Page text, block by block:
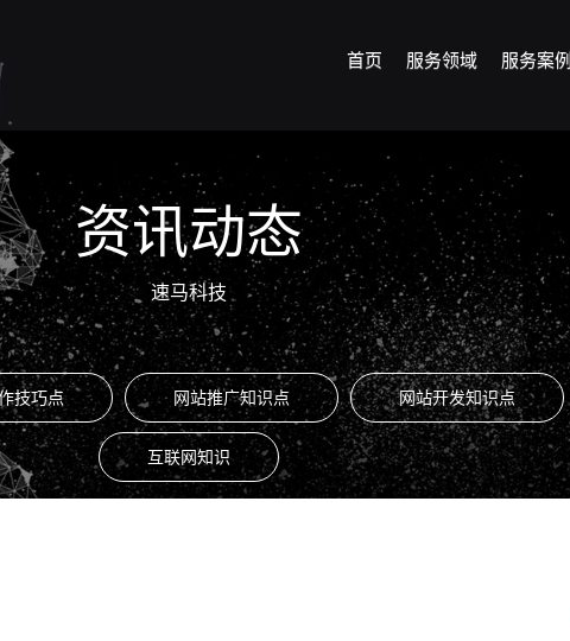
首页 服务领域 服务案例
资讯动态
速马科技
技巧点 网站推广知识点 网站开发知识点
互联网知识